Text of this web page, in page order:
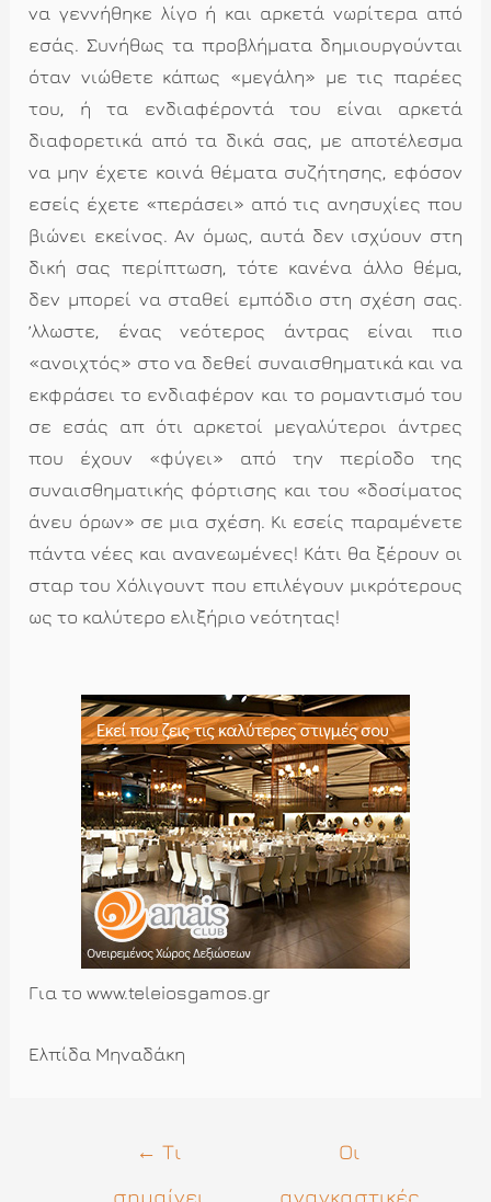
να γεννήθηκε λίγο ή και αρκετά νωρίτερα από
εσάς. Συνήθως τα προβλήματα δημιουργούνται
όταν νιώθετε κάπως «μεγάλη» με τις παρέες
του, ή τα ενδιαφέροντά του είναι αρκετά
διαφορετικά από τα δικά σας, με αποτέλεσμα
να μην έχετε κοινά θέματα συζήτησης, εφόσον
εσείς έχετε «περάσει» από τις ανησυχίες που
βιώνει εκείνος. Αν όμως, αυτά δεν ισχύουν στη
δική σας περίπτωση, τότε κανένα άλλο θέμα,
δεν μπορεί να σταθεί εμπόδιο στη σχέση σας.
ʼλλωστε, ένας νεότερος άντρας είναι πιο
«ανοιχτός» στο να δεθεί συναισθηματικά και να
εκφράσει το ενδιαφέρον και το ρομαντισμό του
σε εσάς απ ότι αρκετοί μεγαλύτεροι άντρες
που έχουν «φύγει» από την περίοδο της
συναισθηματικής φόρτισης και του «δοσίματος
άνευ όρων» σε μια σχέση. Κι εσείς παραμένετε
πάντα νέες και ανανεωμένες! Κάτι θα ξέρουν οι
σταρ του Χόλιγουντ που επιλέγουν μικρότερους
ως το καλύτερο ελιξήριο νεότητας!
Για το www.teleiosgamos.gr
Ελπίδα Μηναδάκη
← Τι
σημαίνει
Οι
αναγκαστικές